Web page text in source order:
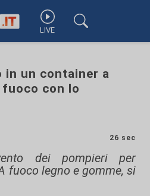
LIVE
in un container a
con lo
26 sec
dei pompieri per
fuoco legno e gomme, si